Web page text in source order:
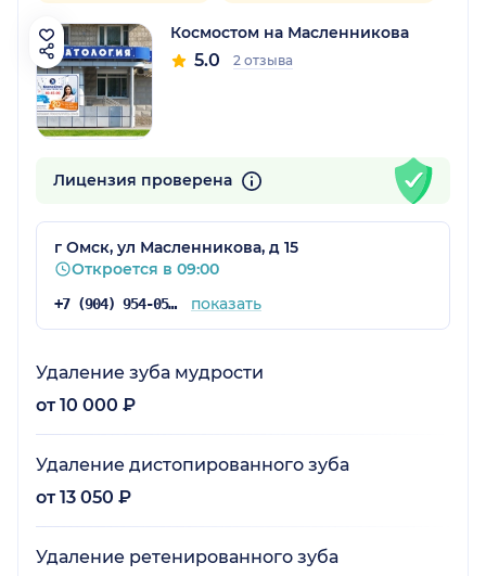
Космостом на Масленникова
5.0 2 отзыва
Лицензия проверена
г Омск, ул Масленникова, д 15
Откроется в 09:00
+7 (904) 954-05-46 показать
Удаление зуба мудрости
от 10 000 ₽
Удаление дистопированного зуба
от 13 050 ₽
Удаление ретенированного зуба